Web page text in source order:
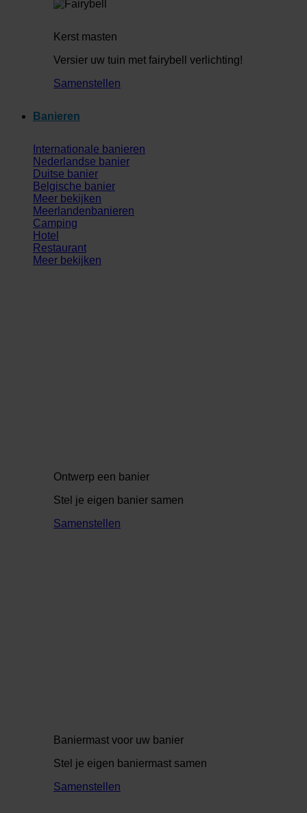
Kerst masten
Versier uw tuin met fairybell verlichting!
Samenstellen
Banieren
Internationale banieren
Nederlandse banier
Duitse banier
Belgische banier
Meer bekijken
Meerlandenbanieren
Camping
Hotel
Restaurant
Meer bekijken
Ontwerp een banier
Stel je eigen banier samen
Samenstellen
Baniermast voor uw banier
Stel je eigen baniermast samen
Samenstellen